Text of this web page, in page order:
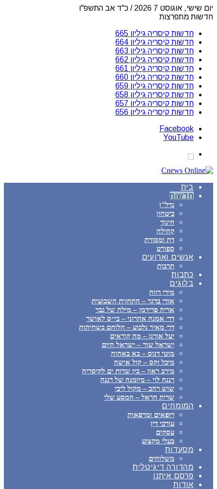
יום שישי, אוגוסט 7 2026 / כ"ד אב התשפ"ו
חדשות מתפרצות
חדשות קיסריה גיליון 665
חדשות קיסריה גיליון 664
חדשות קיסריה גיליון 663
חדשות קיסריה גיליון 662
חדשות קיסריה גיליון 661
חדשות קיסריה גיליון 660
חדשות קיסריה גיליון 659
חדשות קיסריה גיליון 658
חדשות קיסריה גיליון 657
חדשות קיסריה גיליון 656
Facebook
YouTube
בית
חדשות
נדל"ן
ביטחון
חינוך
קהילה
דת ומסורת
ספורט
אנשים וארועים
תרבות
כתבות
בלוגים
מירי רווה
אודי ברגר – התחזית השבועית
אריה פרידמן – מילה של גבר
דר׳ אמנה אהרוני – בי״ס לאושר
דר׳ מאיר גלבוע – הלוחם בשחיתות
יעל אורנן – מה קוראים
ישראל שור – ישראל היום
מוטי דנוס – בא באהוה
מיכל זקס – קול אישה
מירב ראון – בין שדות ים לקיסריה
רננה לוי – מיומנה של רננה
שוש רהב – מקול ליבי
שרית הראל – המסע שלי
המומחים
רופאים ומרפאות
עורכי דין
עסקים
בעלי מקצוע
מסעדות
משלוחים
מהדורה דיגיטלית
פרסם איתנו
אודות